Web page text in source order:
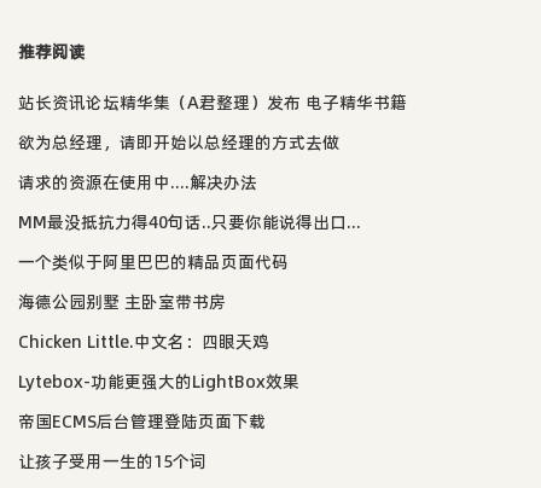
推荐阅读
站长资讯论坛精华集（A君整理）发布 电子精华书籍
欲为总经理，请即开始以总经理的方式去做
请求的资源在使用中....解决办法
MM最没抵抗力得40句话..只要你能说得出口...
一个类似于阿里巴巴的精品页面代码
海德公园别墅 主卧室带书房
Chicken Little.中文名：四眼天鸡
Lytebox-功能更强大的LightBox效果
帝国ECMS后台管理登陆页面下载
让孩子受用一生的15个词